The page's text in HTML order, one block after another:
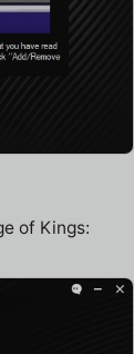
of Kings: